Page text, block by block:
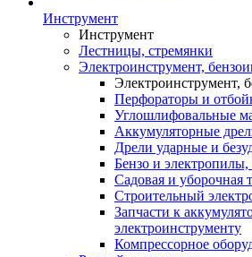
Инструмент
Инструмент
Лестницы, стремянки
Электроинструмент,
Электроинструмент,
Перфораторы и
Углошлифовальные
Аккумуляторные
Дрели ударные и
Бензо и электропилы,
Садовая и уборочная
Строительный
Запчасти к
электроинструменту
Компрессорное